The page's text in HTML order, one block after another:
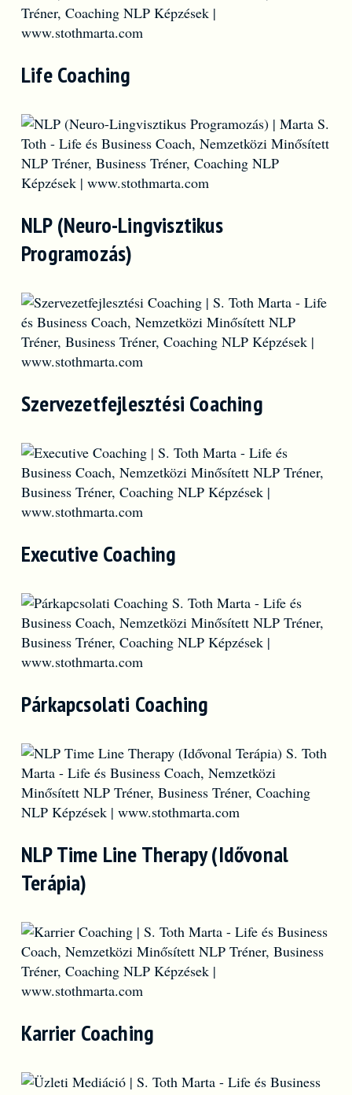
Life Coaching
NLP (Neuro-Lingvisztikus
Programozás)
Szervezetfejlesztési Coaching
Executive Coaching
Párkapcsolati Coaching
NLP Time Line Therapy (Idővonal
Terápia)
Karrier Coaching